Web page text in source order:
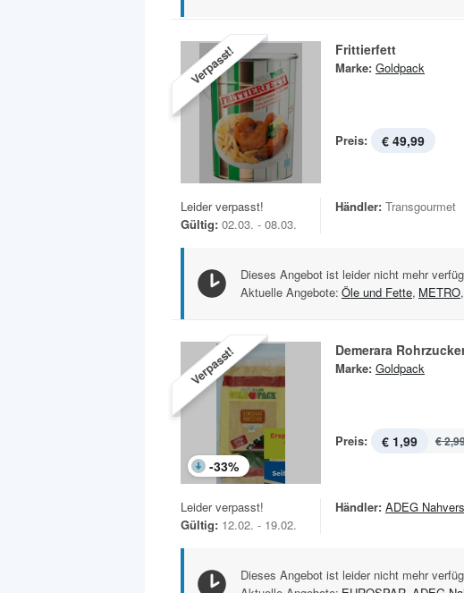
Verpasst! Frittierfett
Marke: Goldpack
Preis: € 49,99
Leider verpasst!
Gültig: 02.03. - 08.03.
Händler: Transgourmet
Dieses Angebot ist leider nicht mehr
Aktuelle Angebote: Öle und Fette, METRO,
Verpasst!
-33%
Demerara
Marke: Goldpack
Preis: € 1,99 €
Leider verpasst!
Gültig: 12.02. - 19.02.
Händler: ADEG
Dieses Angebot ist leider nicht mehr